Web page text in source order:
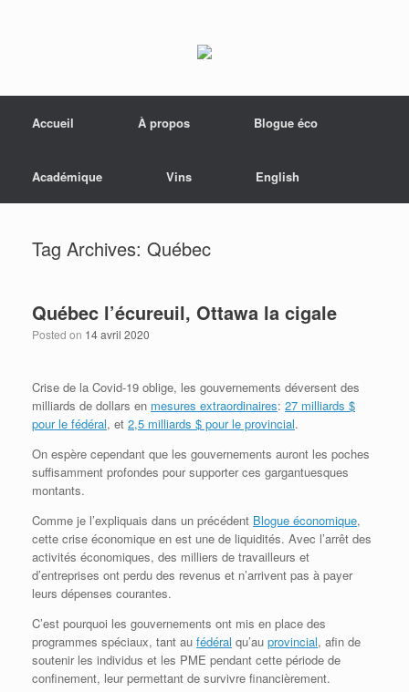
Accueil
À propos Blogue éco
Académique Vins English
Tag Archives: Québec
Québec l’écureuil, Ottawa la cigale
Posted on 14 avril 2020
Crise de la Covid-19 oblige, les gouvernements déversent des
milliards de dollars en mesures extraordinaires: 27 milliards $
pour le fédéral, et 2,5 milliards $ pour le provincial.
On espère cependant que les gouvernements auront les poches
suffisamment profondes pour supporter ces gargantuesques
montants.
Comme je l’expliquais dans un précédent Blogue économique,
cette crise économique en est une de liquidités. Avec l’arrêt des
activités économiques, des milliers de travailleurs et
d’entreprises ont perdu des revenus et n’arrivent pas à payer
leurs dépenses courantes.
C’est pourquoi les gouvernements ont mis en place des
programmes spéciaux, tant au fédéral qu’au provincial, afin de
soutenir les individus et les PME pendant cette période de
confinement, leur permettant de survivre financièrement.